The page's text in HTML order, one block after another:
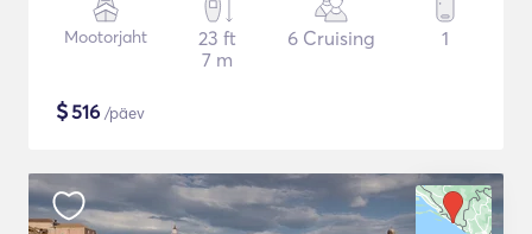
Mootorjaht
23 ft
7 m
6 Cruising 1
$516 /päev